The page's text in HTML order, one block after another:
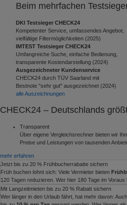
Beim mehrfachen
DKI Testsieger CHECK24
Kompetenter Service, umfassendes Angebot,
vielfältige Filtermöglichkeiten (2025)
IMTEST Testsieger CHECK24
Umfangreiche Suche, einfache Bedienung,
transparente Kostendarstellung (2024)
Ausgezeichneter Kundenservice
CHECK24 durch TÜV Saarland mit
Bestnote "sehr gut" ausgezeichnet (2024)
alle Auszeichnungen
CHECK24 – Deutschlands
Transparent
Über eigene Vergleichsrechner bieten wir
Preise und Leistungen von tausenden
mehr erfahren
Jetzt bis zu 20 % Frühbucherrabatte sichern
Früh buchen lohnt sich: Viele Vermieter bieten
120 Tagen reduzieren. Wer hier 180 Tage im
Mit Langzeitmieten bis zu 20 % Rabatt sichern
Wer länger in den Urlaub fährt, hat mehr davon: